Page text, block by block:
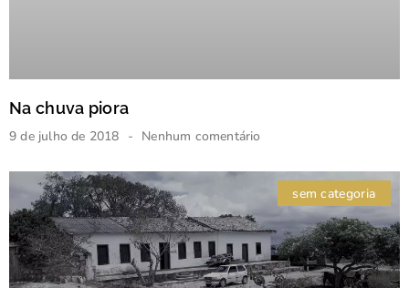
Na chuva piora
9 de julho de 2018 Nenhum comentário
sem categoria